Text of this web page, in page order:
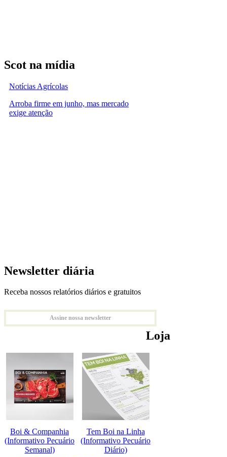
Scot na mídia
Notícias Agrícolas
Arroba firme em junho, mas mercado
exige atenção
Newsletter diária
Receba nossos relatórios diários e gratuitos
Assine nossa newsletter
Loja
Boi & Companhia
(Informativo Pecuário
Semanal)
Tem Boi na Linha
(Informativo Pecuário
Diário)